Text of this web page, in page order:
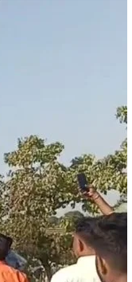
के आधार पर हत्यारों